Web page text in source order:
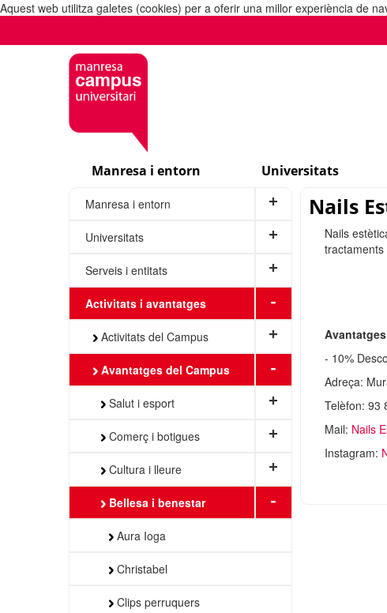
Aquest web utilitza galetes (cookies) per a oferir una millor experiència de
Manresa i entorn Universitats
Manresa i entorn +
Universitats +
Serveis i entitats +
Activitats i avantatges -
Activitats del Campus +
Avantatges del Campus -
Salut i esport +
Comerç i botigues +
Cultura i lleure +
Bellesa i benestar -
Aura Ioga
Christabel
Clips perruquers
Nails
Nails
tractaments
- 10%
Adreça:
Telèfon: 93
Mail: Nails
Instagram: